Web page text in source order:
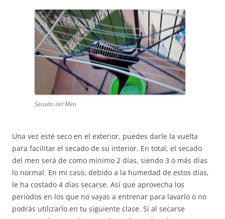
Secado del Men
Una vez esté seco en el exterior, puedes darle la vuelta
para facilitar el secado de su interior. En total, el secado
del men será de como mínimo 2 días, siendo 3 o más días
lo normal. En mi caso, debido a la humedad de estos días,
le ha costado 4 días secarse. Así que aprovecha los
periodos en los que no vayas a entrenar para lavarlo o no
podrás utilizarlo en tu siguiente clase. Si al secarse